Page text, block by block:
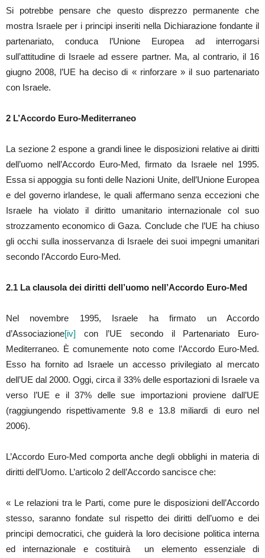
Si potrebbe pensare che questo disprezzo permanente che
mostra Israele per i principi inseriti nella Dichiarazione fondante il
partenariato, conduca l’Unione Europea ad interrogarsi
sull’attitudine di Israele ad essere partner. Ma, al contrario, il 16
giugno 2008, l’UE ha deciso di « rinforzare » il suo partenariato
con Israele.
2 L’Accordo Euro-Mediterraneo
La sezione 2 espone a grandi linee le disposizioni relative ai diritti
dell’uomo nell’Accordo Euro-Med, firmato da Israele nel 1995.
Essa si appoggia su fonti delle Nazioni Unite, dell’Unione Europea
e del governo irlandese, le quali affermano senza eccezioni che
Israele ha violato il diritto umanitario internazionale col suo
strozzamento economico di Gaza. Conclude che l’UE ha chiuso
gli occhi sulla inosservanza di Israele dei suoi impegni umanitari
secondo l’Accordo Euro-Med.
2.1 La clausola dei diritti dell’uomo nell’Accordo Euro-Med
Nel novembre 1995, Israele ha firmato un Accordo
d’Associazione[iv] con l’UE secondo il Partenariato Euro-
Mediterraneo. È comunemente noto come l’Accordo Euro-Med.
Esso ha fornito ad Israele un accesso privilegiato al mercato
dell’UE dal 2000. Oggi, circa il 33% delle esportazioni di Israele va
verso l’UE e il 37% delle sue importazioni proviene dall’UE
(raggiungendo rispettivamente 9.8 e 13.8 miliardi di euro nel
2006).
L’Accordo Euro-Med comporta anche degli obblighi in materia di
diritti dell’Uomo. L’articolo 2 dell’Accordo sancisce che:
« Le relazioni tra le Parti, come pure le disposizioni dell’Accordo
stesso, saranno fondate sul rispetto dei diritti dell’uomo e dei
principi democratici, che guiderà la loro decisione politica interna
ed internazionale e costituirà un elemento essenziale di